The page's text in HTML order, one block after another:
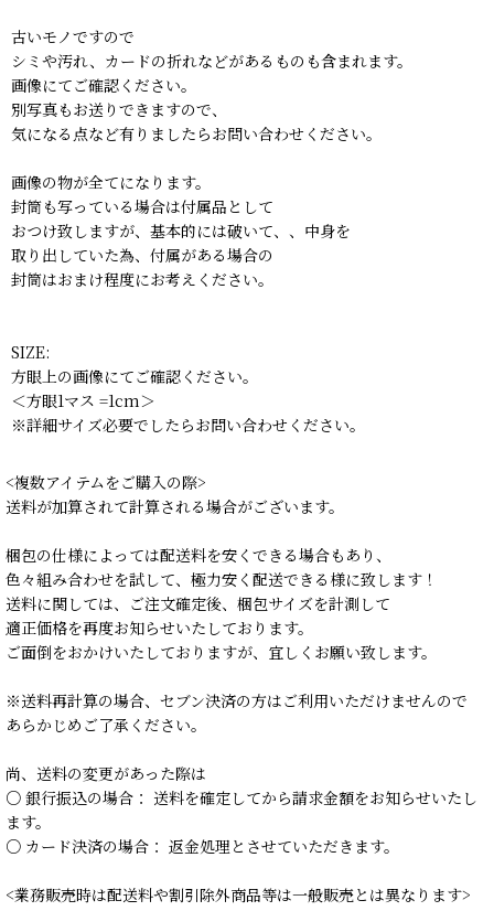
古いモノですので
シミや汚れ、カードの折れなどがあるものも含まれます。
画像にてご確認ください。
別写真もお送りできますので、
気になる点など有りましたらお問い合わせください。
画像の物が全てになります。
封筒も写っている場合は付属品として
おつけ致しますが、基本的には破いて、、中身を
取り出していた為、付属がある場合の
封筒はおまけ程度にお考えください。
SIZE:
方眼上の画像にてご確認ください。
＜方眼1マス =1cm＞
※詳細サイズ必要でしたらお問い合わせください。
<複数アイテムをご購入の際>
送料が加算されて計算される場合がございます。
梱包の仕様によっては配送料を安くできる場合もあり、
色々組み合わせを試して、極力安く配送できる様に致します！
送料に関しては、ご注文確定後、梱包サイズを計測して
適正価格を再度お知らせいたしております。
ご面倒をおかけいたしておりますが、宜しくお願い致します。
※送料再計算の場合、セブン決済の方はご利用いただけませんので
あらかじめご了承ください。
尚、送料の変更があった際は
○ 銀行振込の場合： 送料を確定してから請求金額をお知らせいたし
ます。
○ カード決済の場合： 返金処理とさせていただきます。
<業務販売時は配送料や割引除外商品等は一般販売とは異なります>